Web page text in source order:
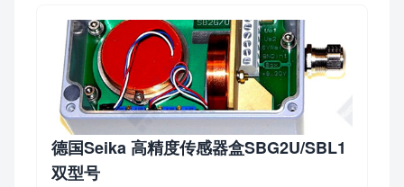
德国Seika 高精度传感器盒SBG2U/SBL1
双型号